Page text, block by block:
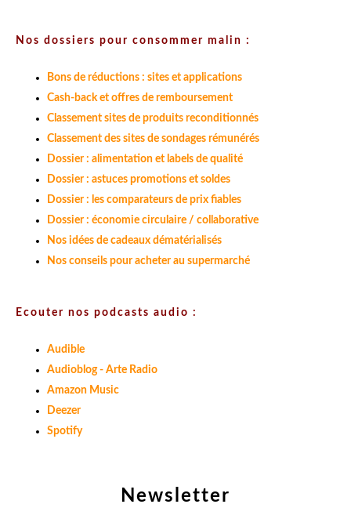
Newsletter
Nos dossiers pour consommer malin :
Bons de réductions : sites et applications
Cash-back et offres de remboursement
Classement sites de produits reconditionnés
Classement des sites de sondages rémunérés
Dossier : alimentation et labels de qualité
Dossier : astuces promotions et soldes
Dossier : les comparateurs de prix fiables
Dossier : économie circulaire / collaborative
Nos idées de cadeaux dématérialisés
Nos conseils pour acheter au supermarché
Ecouter nos podcasts audio :
Audible
Audioblog - Arte Radio
Amazon Music
Deezer
Spotify